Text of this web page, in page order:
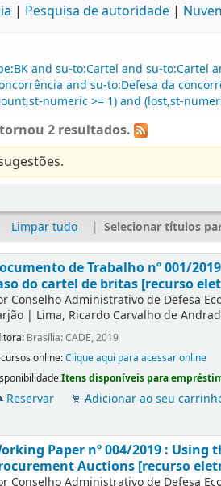
Pesquisa de autoridade
and su-to:Cartel and su-
and su-to:Defesa da
numeric >= 1) and (lost,st-
2 resultados.
Limpar tudo | Selecionar títulos
de Trabalho nº 001/
do cartel de britas [recurso
Conselho Administrativo de Defesa
| Lima, Ricardo Carvalho de
Brasília: CADE, 2019
online:Clique aqui para acessar online
Itens disponíveis para
Reservar Adicionar ao seu
Paper nº 004/2019 :
Auctions [recurso